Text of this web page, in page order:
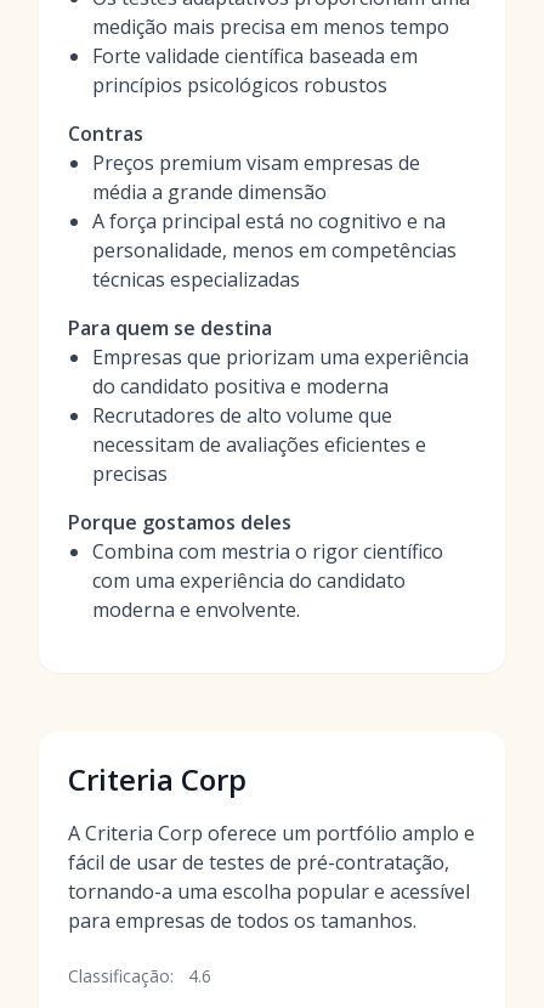
medição mais precisa em menos tempo
Forte validade científica baseada em
princípios psicológicos robustos
Contras
Preços premium visam empresas de
média a grande dimensão
A força principal está no cognitivo e na
personalidade, menos em competências
técnicas especializadas
Para quem se destina
Empresas que priorizam uma experiência
do candidato positiva e moderna
Recrutadores de alto volume que
necessitam de avaliações eficientes e
precisas
Porque gostamos deles
Combina com mestria o rigor científico
com uma experiência do candidato
moderna e envolvente.
Criteria Corp
A Criteria Corp oferece um portfólio amplo e
fácil de usar de testes de pré-contratação,
tornando-a uma escolha popular e acessível
para empresas de todos os tamanhos.
Classificação: 4.6